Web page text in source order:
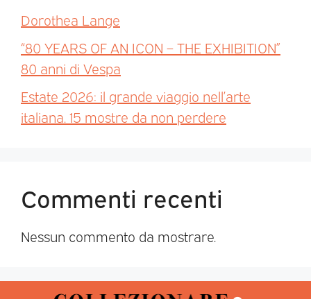
Dorothea Lange
“80 YEARS OF AN ICON – THE EXHIBITION”
80 anni di Vespa
Estate 2026: il grande viaggio nell’arte
italiana. 15 mostre da non perdere
Commenti recenti
Nessun commento da mostrare.